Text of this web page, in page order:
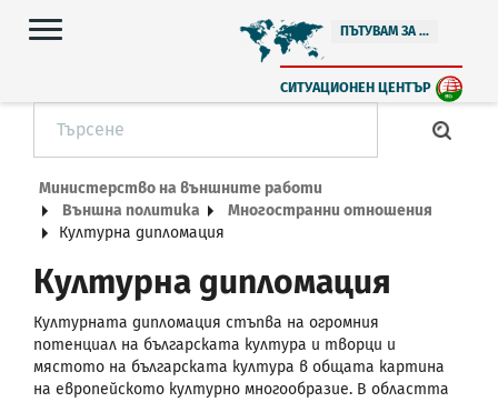
ПЪТУВАМ ЗА ...
СИТУАЦИОНЕН ЦЕНТЪР
Министерство на външните работи
Външна политика
Многостранни отношения
Културна дипломация
Културна дипломация
Културната дипломация стъпва на огромния
потенциал на българската култура и творци и
мястото на българската култура в общата картина
на европейското културно многообразие. В областта